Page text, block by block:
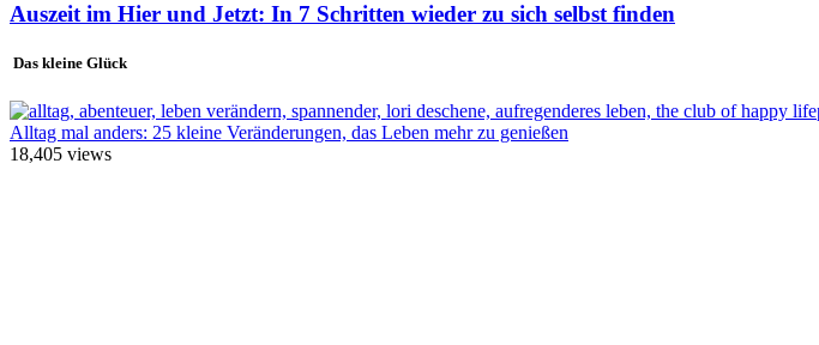
Auszeit im Hier und Jetzt: In 7 Schritten wieder zu sich selbst finden
Das kleine Glück
Alltag mal anders: 25 kleine Veränderungen, das Leben mehr zu genießen
18,405 views